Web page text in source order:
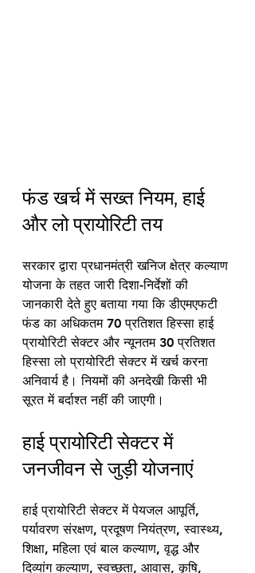
फंड खर्च में सख्त नियम, हाई
और लो प्रायोरिटी तय
सरकार द्वारा प्रधानमंत्री खनिज क्षेत्र कल्याण
योजना के तहत जारी दिशा-निर्देशों की
जानकारी देते हुए बताया गया कि डीएमएफटी
फंड का अधिकतम 70 प्रतिशत हिस्सा हाई
प्रायोरिटी सेक्टर और न्यूनतम 30 प्रतिशत
हिस्सा लो प्रायोरिटी सेक्टर में खर्च करना
अनिवार्य है। नियमों की अनदेखी किसी भी
सूरत में बर्दाश्त नहीं की जाएगी।
हाई प्रायोरिटी सेक्टर में
जनजीवन से जुड़ी योजनाएं
हाई प्रायोरिटी सेक्टर में पेयजल आपूर्ति,
पर्यावरण संरक्षण, प्रदूषण नियंत्रण, स्वास्थ्य,
शिक्षा, महिला एवं बाल कल्याण, वृद्ध और
दिव्यांग कल्याण, स्वच्छता, आवास, कृषि,